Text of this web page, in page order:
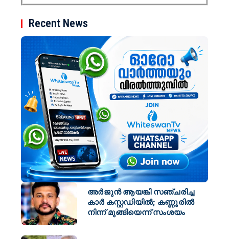
Recent News
അർജുൻ ആയങ്കി സഞ്ചരിച്ച
കാർ കസ്റ്റഡിയിൽ; കണ്ണൂരിൽ
നിന്ന് മുങ്ങിയെന്ന് സംശയം